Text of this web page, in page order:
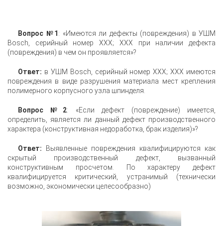
Вопрос №1 : «Имеются ли дефекты (повреждения) в УШМ
Bosch, серийный номер XXX; XXX при наличии дефекта
(повреждения) в чем он проявляется»?
Ответ: в УШМ Bosch, серийный номер XXX; XXX имеются
повреждения в виде разрушения материала мест крепления
полимерного корпусного узла шпинделя.
Вопрос №2: «Если дефект (повреждение) имеется,
определить, является ли данный дефект производственного
характера (конструктивная недоработка, брак изделия)»?
Ответ: Выявленные повреждения квалифицируются как
скрытый производственный дефект, вызванный
конструктивным просчетом. По характеру дефект
квалифицируется критический, устранимый (технически
возможно, экономически целесообразно)